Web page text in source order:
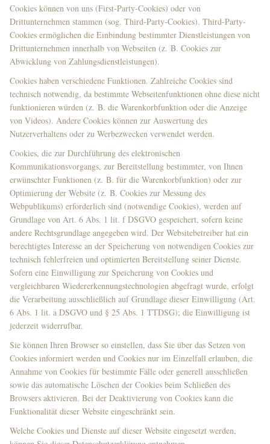
Cookies können von uns (First-Party-Cookies) oder von
Drittunternehmen stammen (sog. Third-Party-Cookies). Third-Party-
Cookies ermöglichen die Einbindung bestimmter Dienstleistungen von
Drittunternehmen innerhalb von Webseiten (z. B. Cookies zur
Abwicklung von Zahlungsdienstleistungen).
Cookies haben verschiedene Funktionen. Zahlreiche Cookies sind
technisch notwendig, da bestimmte Webseitenfunktionen ohne diese nicht
funktionieren würden (z. B. die Warenkorbfunktion oder die Anzeige
von Videos). Andere Cookies können zur Auswertung des
Nutzerverhaltens oder zu Werbezwecken verwendet werden.
Cookies, die zur Durchführung des elektronischen
Kommunikationsvorgangs, zur Bereitstellung bestimmter, von Ihnen
erwünschter Funktionen (z. B. für die Warenkorbfunktion) oder zur
Optimierung der Website (z. B. Cookies zur Messung des
Webpublikums) erforderlich sind (notwendige Cookies), werden auf
Grundlage von Art. 6 Abs. 1 lit. f DSGVO gespeichert, sofern keine
andere Rechtsgrundlage angegeben wird. Der Websitebetreiber hat ein
berechtigtes Interesse an der Speicherung von notwendigen Cookies zur
technisch fehlerfreien und optimierten Bereitstellung seiner Dienste.
Sofern eine Einwilligung zur Speicherung von Cookies und
vergleichbaren Wiedererkennungstechnologien abgefragt wurde, erfolgt
die Verarbeitung ausschließlich auf Grundlage dieser Einwilligung (Art.
6 Abs. 1 lit. a DSGVO und § 25 Abs. 1 TTDSG); die Einwilligung ist
jederzeit widerrufbar.
Sie können Ihren Browser so einstellen, dass Sie über das Setzen von
Cookies informiert werden und Cookies nur im Einzelfall erlauben, die
Annahme von Cookies für bestimmte Fälle oder generell ausschließen
sowie das automatische Löschen der Cookies beim Schließen des
Browsers aktivieren. Bei der Deaktivierung von Cookies kann die
Funktionalität dieser Website eingeschränkt sein.
Welche Cookies und Dienste auf dieser Website eingesetzt werden,